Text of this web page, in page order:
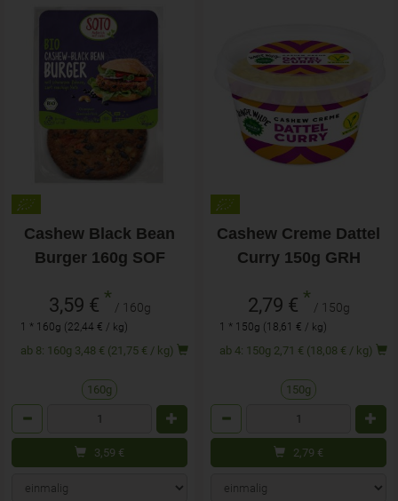
Cashew Black Bean
Burger 160g SOF
3,59 € * / 160g
1 * 160g (22,44 € / kg)
ab 8: 160g 3,48 € (21,75 € / kg)
160g
3,59 €
Cashew Creme Dattel
Curry 150g GRH
2,79 € * / 150g
1 * 150g (18,61 € / kg)
ab 4: 150g 2,71 € (18,08 € / kg)
150g
2,79 €